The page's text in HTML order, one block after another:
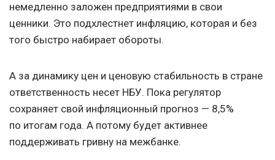
немедленно заложен предприятиями в свои
ценники. Это подхлестнет инфляцию, которая и без
того быстро набирает обороты.
А за динамику цен и ценовую стабильность в стране
ответственность несет НБУ. Пока регулятор
сохраняет свой инфляционный прогноз — 8,5%
по итогам года. А потому будет активнее
поддерживать гривну на межбанке.